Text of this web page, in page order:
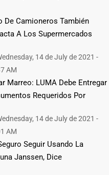
De Camioneros También
A Los Supermercados
14 de July de 2021 -
AM
Marreo: LUMA Debe Entregar
Requeridos Por
14 de July de 2021 -
AM
Seguir Usando La
Janssen, Dice